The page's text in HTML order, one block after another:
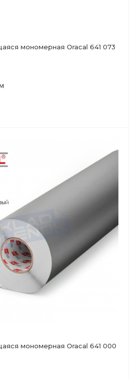
мономерная Oracal 641 073
мономерная Oracal 641 000